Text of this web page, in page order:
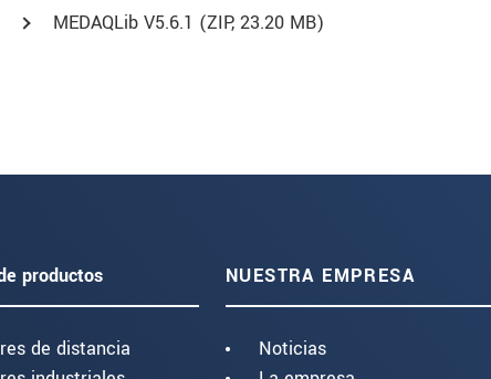
MEDAQLib V5.6.1 (ZIP, 23.20 MB)
productos
de distancia
NUESTRA EMPRESA
Noticias